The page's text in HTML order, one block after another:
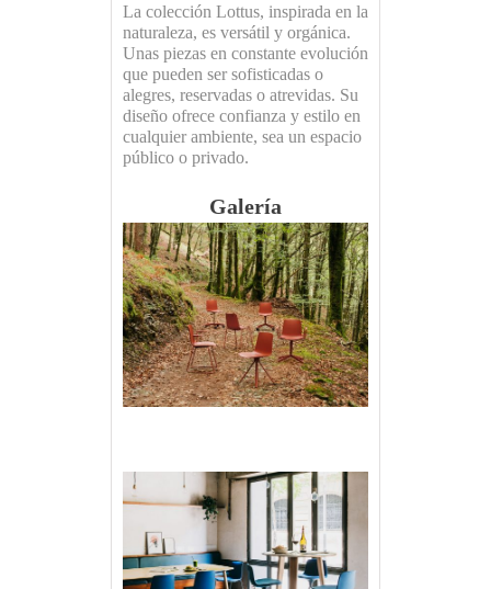
La colección Lottus, inspirada en la
naturaleza, es versátil y orgánica.
Unas piezas en constante evolución
que pueden ser sofisticadas o
alegres, reservadas o atrevidas. Su
diseño ofrece confianza y estilo en
cualquier ambiente, sea un espacio
público o privado.
Galería